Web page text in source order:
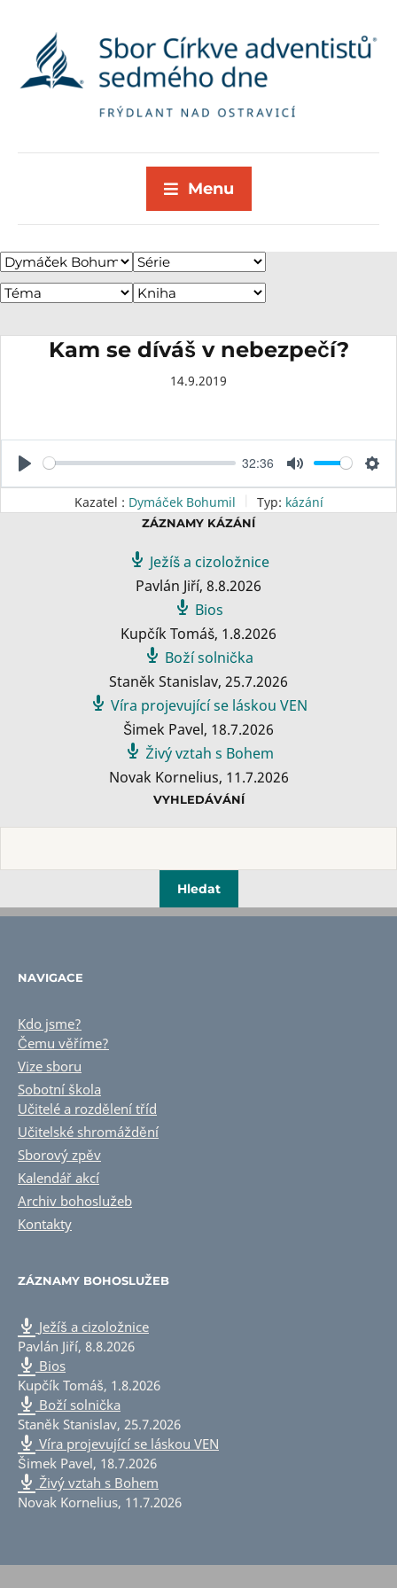
Menu
Kam se díváš v nebezpečí?
14.9.2019
P
l
a
32:36
M
u
t
S
e
t
Kazatel : Dymáček Bohumil Typ: kázání
ZÁZNAMY KÁZÁNÍ
Ježíš a cizoložnice
Pavlán Jiří, 8.8.2026
Bios
Kupčík Tomáš, 1.8.2026
Boží solnička
Staněk Stanislav, 25.7.2026
Víra projevující se láskou VEN
Šimek Pavel, 18.7.2026
Živý vztah s Bohem
Novak Kornelius, 11.7.2026
VYHLEDÁVÁNÍ
NAVIGACE
Kdo jsme?
Čemu věříme?
Vize sboru
Sobotní škola
Učitelé a rozdělení tříd
Učitelské shromáždění
Sborový zpěv
Kalendář akcí
Archiv bohoslužeb
Kontakty
ZÁZNAMY BOHOSLUŽEB
Ježíš a cizoložnice
Pavlán Jiří, 8.8.2026
Bios
Kupčík Tomáš, 1.8.2026
Boží solnička
Staněk Stanislav, 25.7.2026
Víra projevující se láskou VEN
Šimek Pavel, 18.7.2026
Živý vztah s Bohem
Novak Kornelius, 11.7.2026